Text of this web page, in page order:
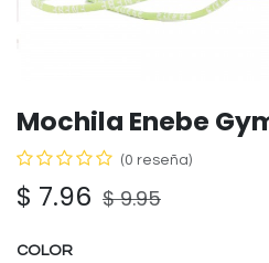
Mochila Enebe
(0 reseña)
$ 7.96 $9.95
COLOR